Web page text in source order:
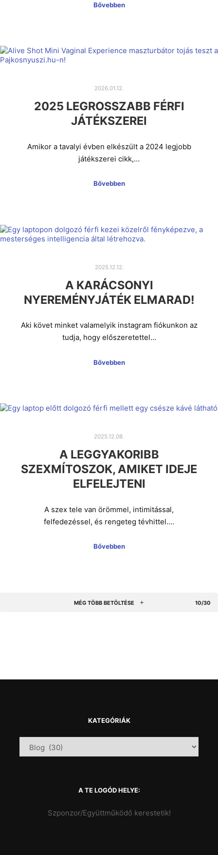
Bővebben
2026.01.12.
2025 LEGROSSZABB FÉRFI
JÁTÉKSZEREI
Amikor a tavalyi évben elkészült a 2024 legjobb
játékszerei cikk,…
Bővebben
2025.12.12.
A KARÁCSONYI
NYEREMÉNYJÁTÉK ELMARAD!
Aki követ minket valamelyik instagram fiókunkon az
tudja, hogy előszeretettel…
Bővebben
2025.12.08.
A LEGGYAKORIBB
SZEXMÍTOSZOK, AMIKET IDEJE
ELFELEJTENI
A szex tele van örömmel, intimitással,
felfedezéssel, és rengeteg tévhittel.…
Bővebben
MÉG TÖBB BETÖLTÉSE 10/30
KATEGÓRIÁK
A TE LOGÓD HELYE:
Szponzor/Együttműködő kerestetik!